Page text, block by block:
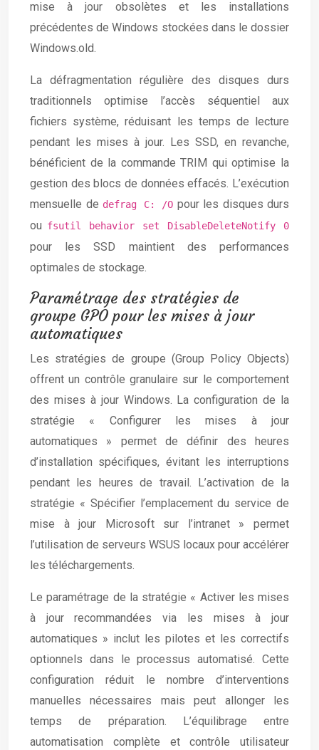
mise à jour obsolètes et les installations
précédentes de Windows stockées dans le dossier
Windows.old.
La défragmentation régulière des disques durs
traditionnels optimise l’accès séquentiel aux
fichiers système, réduisant les temps de lecture
pendant les mises à jour. Les SSD, en revanche,
bénéficient de la commande TRIM qui optimise la
gestion des blocs de données effacés. L’exécution
mensuelle de defrag C: /O pour les disques durs
ou fsutil behavior set DisableDeleteNotify 0
pour les SSD maintient des performances
optimales de stockage.
Paramétrage des stratégies de
groupe GPO pour les mises à jour
automatiques
Les stratégies de groupe (Group Policy Objects)
offrent un contrôle granulaire sur le comportement
des mises à jour Windows. La configuration de la
stratégie « Configurer les mises à jour
automatiques » permet de définir des heures
d’installation spécifiques, évitant les interruptions
pendant les heures de travail. L’activation de la
stratégie « Spécifier l’emplacement du service de
mise à jour Microsoft sur l’intranet » permet
l’utilisation de serveurs WSUS locaux pour accélérer
les téléchargements.
Le paramétrage de la stratégie « Activer les mises
à jour recommandées via les mises à jour
automatiques » inclut les pilotes et les correctifs
optionnels dans le processus automatisé. Cette
configuration réduit le nombre d’interventions
manuelles nécessaires mais peut allonger les
temps de préparation. L’équilibrage entre
automatisation complète et contrôle utilisateur